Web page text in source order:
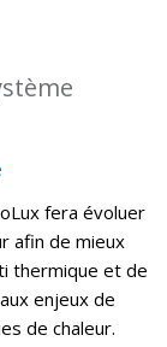
fera évoluer
afin de mieux
thermique et de
enjeux de
de chaleur.